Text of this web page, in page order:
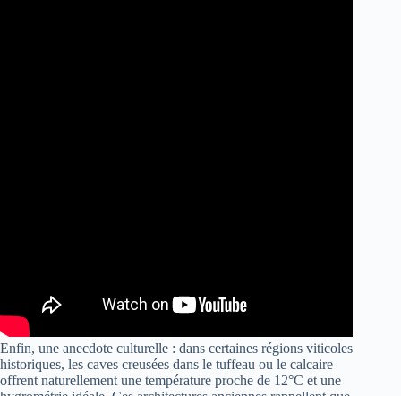
Enfin, une anecdote culturelle : dans certaines régions viticoles
historiques, les caves creusées dans le tuffeau ou le calcaire
offrent naturellement une température proche de 12°C et une